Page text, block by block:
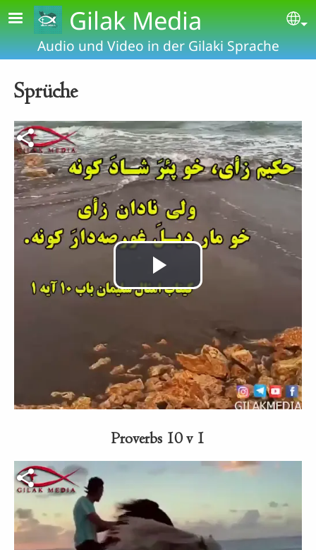
Skip to main contentGilak Media
Audio und Video in der Gilaki Sprache
Sprüche
Video-Datei
Video
abspielen
Proverbs 10 v 1
Video-Datei